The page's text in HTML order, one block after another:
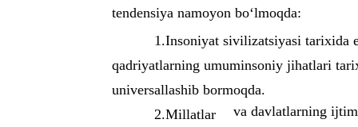
tendensiya namoyon bo‘lmoqda:
1.Insoniyat sivilizatsiyasi tarixida
qadriyatlarning umuminsoniy jihatlari
universallashib bormoqda.
2.Millatlar
va davlatlarning